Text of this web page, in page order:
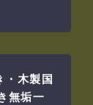
・木製国
無垢一